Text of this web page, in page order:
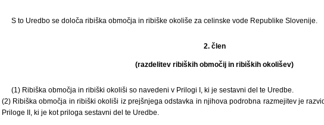
S to Uredbo se določa ribiška območja in ribiške okoliše za celinske vode Republike Slovenije.
2. člen
(razdelitev ribiških območij in ribiških okolišev)
(1) Ribiška območja in ribiški okoliši so navedeni v Prilogi I, ki je sestavni del te Uredbe.
(2) Ribiška območja in ribiški okoliši iz prejšnjega odstavka in njihova podrobna razmejitev je
Priloge II, ki je kot priloga sestavni del te Uredbe.